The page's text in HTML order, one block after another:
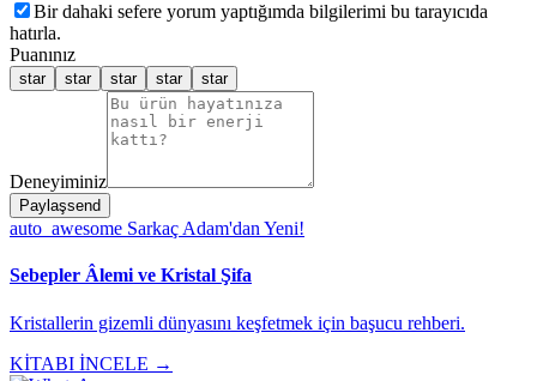
Bir dahaki sefere yorum yaptığımda bilgilerimi bu tarayıcıda
hatırla.
Puanınız
star star star star star
Deneyiminiz
Paylaşsend
auto_awesome Sarkaç Adam'dan Yeni!
Sebepler Âlemi ve Kristal Şifa
Kristallerin gizemli dünyasını keşfetmek için başucu rehberi.
KİTABI İNCELE →